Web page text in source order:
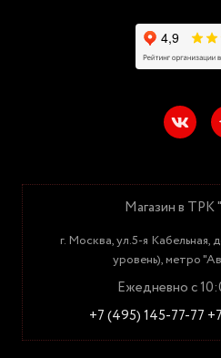
Магазин в
г. Москва, ул.5-я
уровень), метро
Ежедневно с
+7 (495) 145-77-77